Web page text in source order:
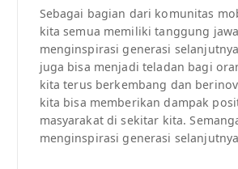
Sebagai bagian dari komunitas
kita semua memiliki tanggung
menginspirasi generasi
juga bisa menjadi teladan bagi
kita terus berkembang dan
kita bisa memberikan dampak
masyarakat di sekitar kita.
menginspirasi generasi